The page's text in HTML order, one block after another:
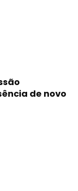
de novo